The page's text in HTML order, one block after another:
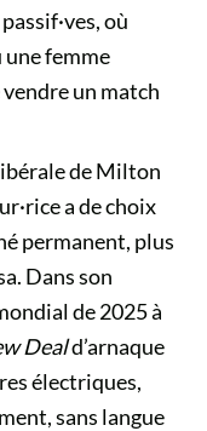
où
une femme
un match
de Milton
a de choix
permanent, plus
Dans son
de 2025 à
Deald’arnaque
électriques,
sans langue